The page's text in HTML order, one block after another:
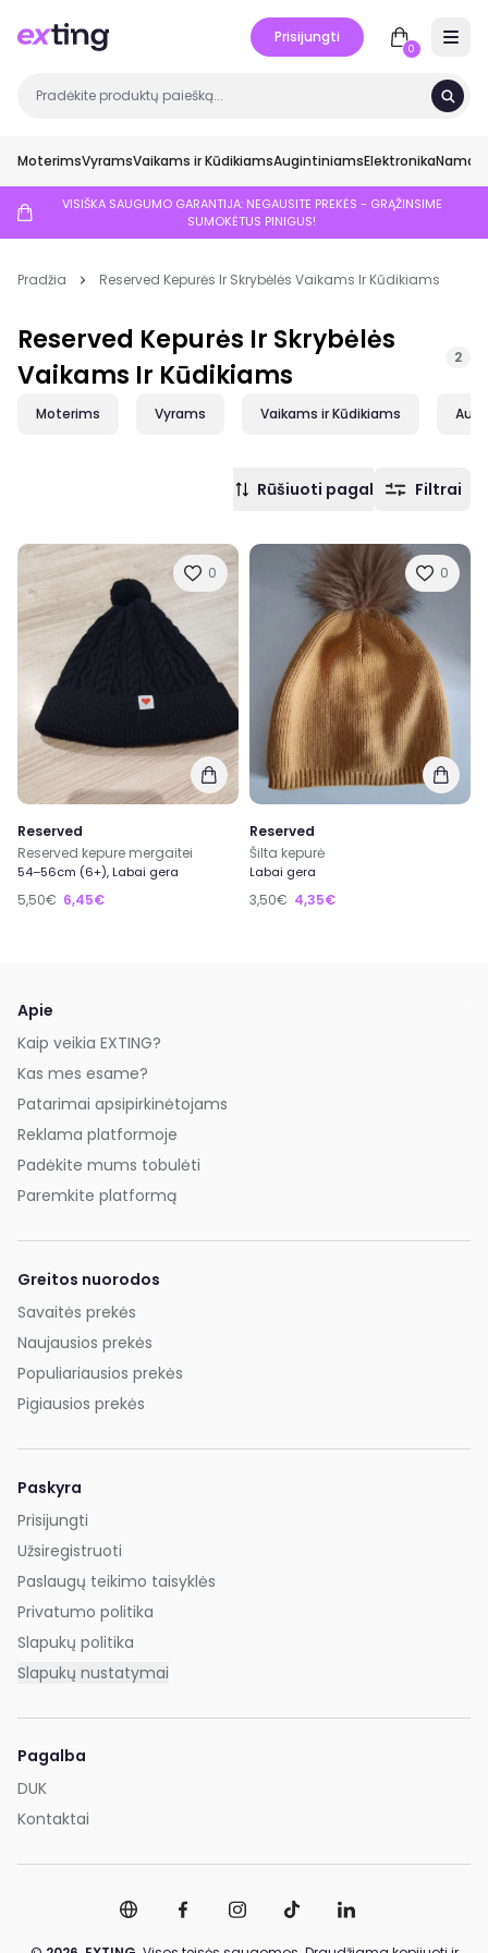
Prisijungti
0
MoterimsVyramsVaikams ir KūdikiamsAugintiniamsElektronikaNamai
VISIŠKA SAUGUMO GARANTIJA: NEGAUSITE PREKĖS - GRĄŽINSIME
SUMOKĖTUS PINIGUS!
Pradžia Reserved Kepurės Ir Skrybėlės Vaikams Ir Kūdikiams
Reserved Kepurės Ir Skrybėlės
Vaikams Ir Kūdikiams
2
Moterims Vyrams Vaikams ir Kūdikiams
Rūšiuoti pagal Filtrai
0
Reserved
Reserved kepure mergaitei
54–56cm (6+), Labai gera
5,50€ 6,45€
0
Reserved
Šilta kepurė
Labai gera
3,50€ 4,35€
Apie
Kaip veikia EXTING?
Kas mes esame?
Patarimai apsipirkinėtojams
Reklama platformoje
Padėkite mums tobulėti
Paremkite platformą
Greitos nuorodos
Savaitės prekės
Naujausios prekės
Populiariausios prekės
Pigiausios prekės
Paskyra
Prisijungti
Užsiregistruoti
Paslaugų teikimo taisyklės
Privatumo politika
Slapukų politika
Slapukų nustatymai
Pagalba
DUK
Kontaktai